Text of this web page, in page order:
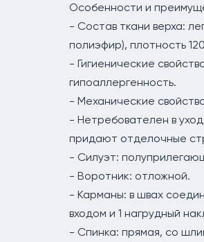
Особенности и
- Состав ткани верха:
полиэфир), плотность
- Гигиенические
гипоаллергенность.
- Механические
- Нетребователен в
придают отделочные
- Силуэт:
- Воротник: отложной.
- Карманы: в швах
входом и 1 нагрудный
- Спинка: прямая, со